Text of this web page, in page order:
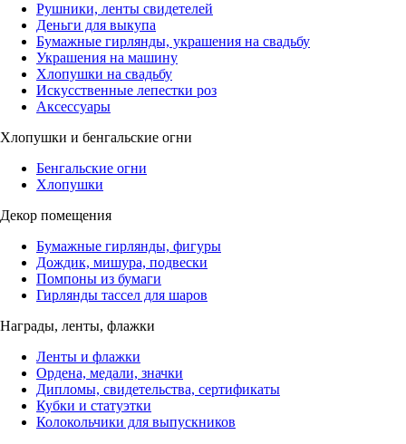
Рушники, ленты свидетелей
Деньги для выкупа
Бумажные гирлянды, украшения на свадьбу
Украшения на машину
Хлопушки на свадьбу
Искусственные лепестки роз
Аксессуары
Хлопушки и бенгальские огни
Бенгальские огни
Хлопушки
Декор помещения
Бумажные гирлянды, фигуры
Дождик, мишура, подвески
Помпоны из бумаги
Гирлянды тассел для шаров
Награды, ленты, флажки
Ленты и флажки
Ордена, медали, значки
Дипломы, свидетельства, сертификаты
Кубки и статуэтки
Колокольчики для выпускников